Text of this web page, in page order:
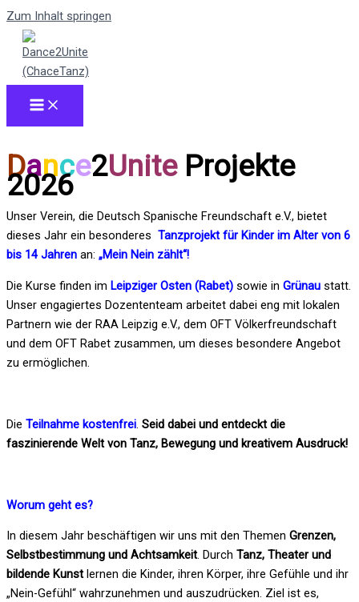
Zum Inhalt springen
Dance2UniteProjekte
2026
Unser Verein, die Deutsch Spanische Freundschaft e.V., bietet
dieses Jahr ein besonderes Tanzprojekt für Kinder im Alter von 6
bis 14 Jahren an: „Mein Nein zählt“!
Die Kurse finden im Leipziger Osten (Rabet) sowie in Grünau statt.
Unser engagiertes Dozententeam arbeitet dabei eng mit lokalen
Partnern wie der RAA Leipzig e.V., dem OFT Völkerfreundschaft
und dem OFT Rabet zusammen, um dieses besondere Angebot
zu ermöglichen.
Die Teilnahme kostenfrei. Seid dabei und entdeckt die
faszinierende Welt von Tanz, Bewegung und kreativem Ausdruck!
Worum geht es?
In diesem Jahr beschäftigen wir uns mit den Themen Grenzen,
Selbstbestimmung und Achtsamkeit. Durch Tanz, Theater und
bildende Kunstlernen die Kinder, ihren Körper, ihre Gefühle und ihr
„Nein-Gefühl“ wahrzunehmen und auszudrücken. Ziel ist es,